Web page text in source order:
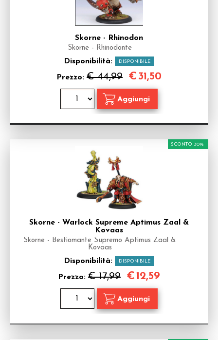
Skorne - Rhinodon
Skorne - Rhinodonte
Disponibilità: DISPONIBILE
Prezzo: € 44,99 € 31,50
Skorne - Warlock Supreme Aptimus Zaal &
Kovaas
Skorne - Bestiomante Supremo Aptimus Zaal &
Kovaas
Disponibilità: DISPONIBILE
Prezzo: € 17,99
SCONTO 30%
€12,59